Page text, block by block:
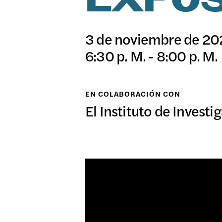
日本語
3 de noviembre de
6:30 p. M. - 8:00 p. M.
EN COLABORACIÓN CON
El Instituto de